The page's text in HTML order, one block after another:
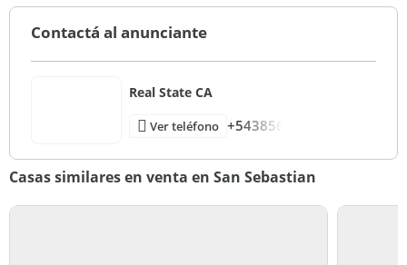
Contactá al anunciante
Real State CA
Ver teléfono +543856
Casas similares en venta en San Sebastian